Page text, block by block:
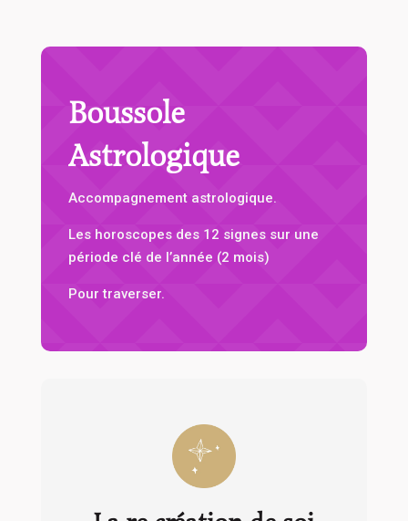
Boussole
Astrologique
Accompagnement astrologique.
Les horoscopes des 12 signes sur une
période clé de l’année (2 mois)
Pour traverser.